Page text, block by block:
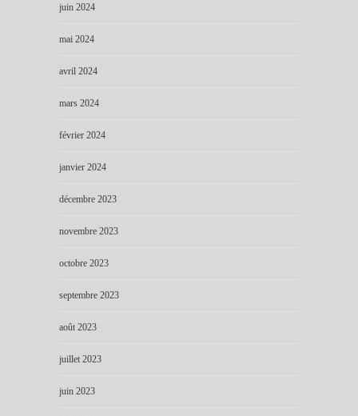
juin 2024
mai 2024
avril 2024
mars 2024
février 2024
janvier 2024
décembre 2023
novembre 2023
octobre 2023
septembre 2023
août 2023
juillet 2023
juin 2023